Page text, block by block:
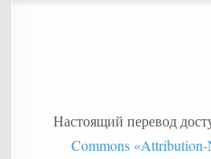
Настоящий перевод
Commons